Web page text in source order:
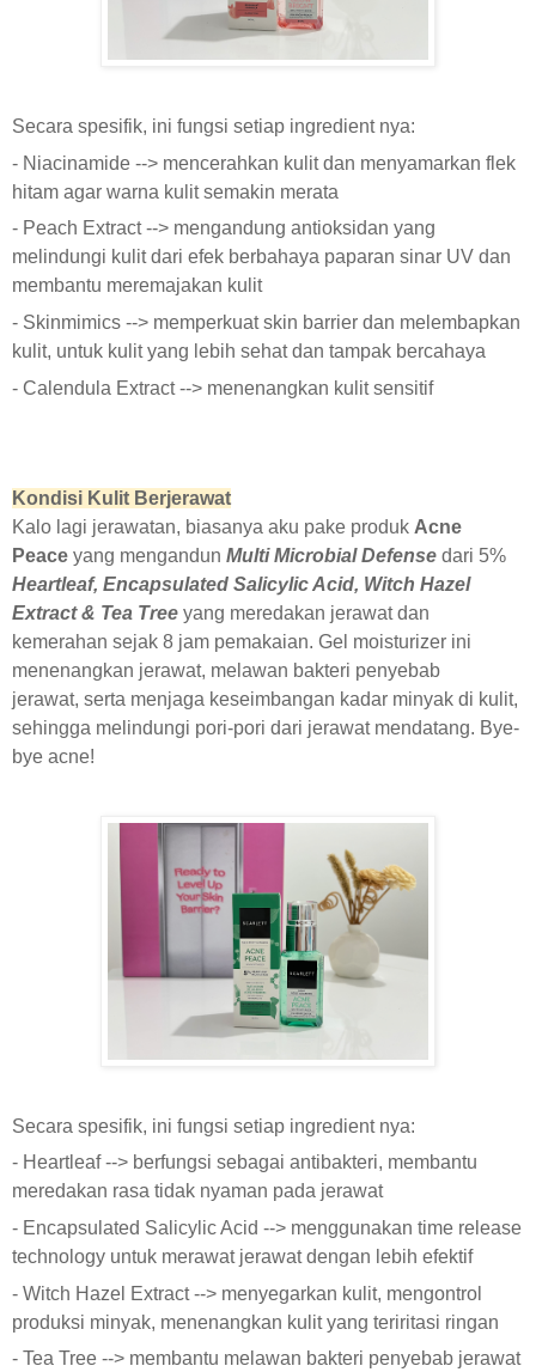
Secara spesifik, ini fungsi setiap ingredient nya:
- Niacinamide --> mencerahkan kulit dan menyamarkan flek
hitam agar warna kulit semakin merata
- Peach Extract --> mengandung antioksidan yang
melindungi kulit dari efek berbahaya paparan sinar UV dan
membantu meremajakan kulit
- Skinmimics --> memperkuat skin barrier dan melembapkan
kulit, untuk kulit yang lebih sehat dan tampak bercahaya
- Calendula Extract --> menenangkan kulit sensitif
Kondisi Kulit Berjerawat
Kalo lagi jerawatan, biasanya aku pake produk Acne
Peace yang mengandun Multi Microbial Defense dari 5%
Heartleaf, Encapsulated Salicylic Acid, Witch Hazel
Extract & Tea Tree yang meredakan jerawat dan
kemerahan sejak 8 jam pemakaian. Gel moisturizer ini
menenangkan jerawat, melawan bakteri penyebab
jerawat, serta menjaga keseimbangan kadar minyak di kulit,
sehingga melindungi pori-pori dari jerawat mendatang. Bye-
bye acne!
Secara spesifik, ini fungsi setiap ingredient nya:
- Heartleaf --> berfungsi sebagai antibakteri, membantu
meredakan rasa tidak nyaman pada jerawat
- Encapsulated Salicylic Acid --> menggunakan time release
technology untuk merawat jerawat dengan lebih efektif
- Witch Hazel Extract --> menyegarkan kulit, mengontrol
produksi minyak, menenangkan kulit yang teriritasi ringan
- Tea Tree --> membantu melawan bakteri penyebab jerawat